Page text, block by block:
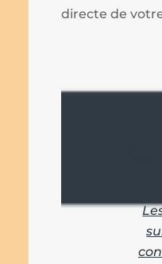
directe de